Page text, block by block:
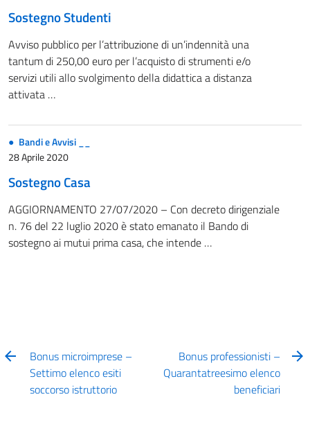
Sostegno Studenti
Avviso pubblico per l’attribuzione di un’indennità una
tantum di 250,00 euro per l’acquisto di strumenti e/o
servizi utili allo svolgimento della didattica a distanza
attivata …
Bandi e Avvisi __
28 Aprile 2020
Sostegno Casa
AGGIORNAMENTO 27/07/2020 – Con decreto dirigenziale
n. 76 del 22 luglio 2020 è stato emanato il Bando di
sostegno ai mutui prima casa, che intende …
Bonus microimprese –
Settimo elenco esiti
soccorso istruttorio
Bonus professionisti –
Quarantatreesimo elenco
beneficiari